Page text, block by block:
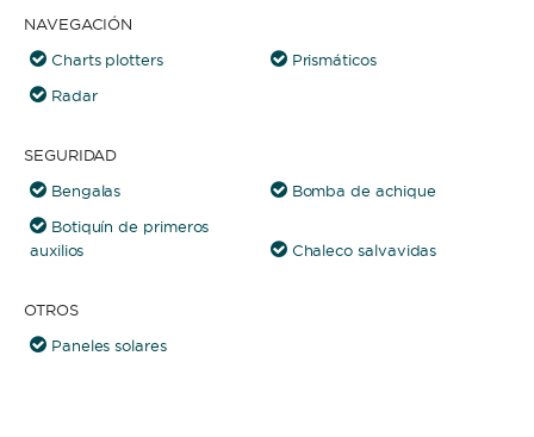
NAVEGACIÓN
Charts plotters
Prismáticos
Radar
SEGURIDAD
Bengalas
Bomba de achique
Botiquín de primeros
auxilios
Chaleco salvavidas
OTROS
Paneles solares